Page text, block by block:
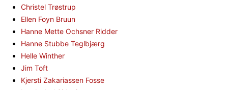
Christel Trøstrup
Ellen Foyn Bruun
Hanne Mette Ochsner Ridder
Hanne Stubbe Teglbjærg
Helle Winther
Jim Toft
Kjersti Zakariassen Fosse